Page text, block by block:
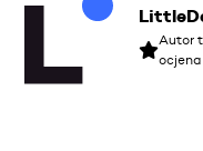
Autor
ocjena